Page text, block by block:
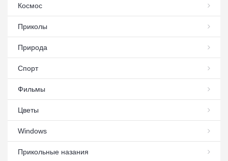
Космос
Приколы
Природа
Спорт
Фильмы
Цветы
Windows
Прикольные назания